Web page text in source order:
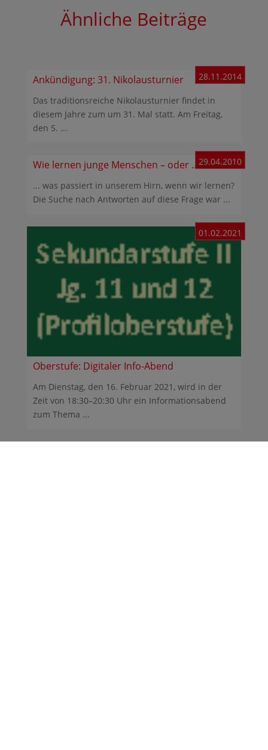
Ähnliche Beiträge
Ankündigung: 31. Nikolausturnier 28.11.2014
Das traditionsreiche Nikolausturnier findet in
diesem Jahre zum um 31. Mal statt. Am Freitag,
den 5. ...
Wie lernen junge Menschen – oder …29.04.2010
... was passiert in unserem Hirn, wenn wir lernen?
Die Suche nach Antworten auf diese Frage war ...
Oberstufe: Digitaler Info-Abend
01.02.2021
Am Dienstag, den 16. Februar 2021, wird in der
Zeit von 18:30–20:30 Uhr ein Informationsabend
zum Thema ...